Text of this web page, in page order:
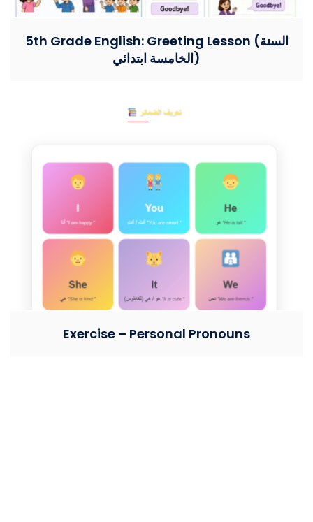
5th Grade English: Greeting Lesson (السنة
الخامسة ابتدائي)
Exercise – Personal Pronouns